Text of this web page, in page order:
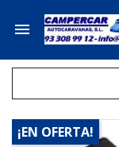

¡EN OFERTA!